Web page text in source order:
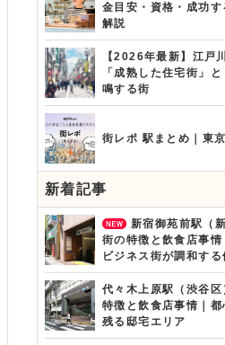
金目安・資格・成功
解説
【2026年最新】江戸
「成熟した住宅街」
鳴する街
街レポ 駅まとめ｜東
新着記事
新宿御苑前駅（
街の特徴と飲食店事情
ビジネス街が調和する
代々木上原駅（渋谷
特徴と飲食店事情｜
残る邸宅エリア